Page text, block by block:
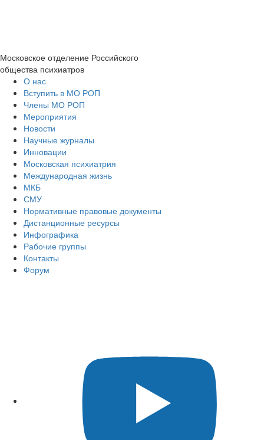
Московское отделение Российского
общества психиатров
О нас
Вступить в МО РОП
Члены МО РОП
Мероприятия
Новости
Научные журналы
Инновации
Московская психиатрия
Международная жизнь
МКБ
СМУ
Нормативные правовые документы
Дистанционные ресурсы
Инфографика
Рабочие группы
Контакты
Форум